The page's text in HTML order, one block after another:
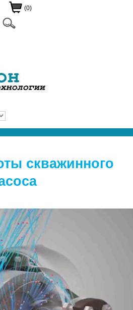
(0)
скважинного